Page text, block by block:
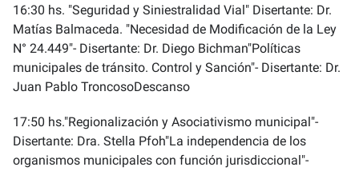
16:30 hs. "Seguridad y Siniestralidad Vial" Disertante: Dr.
Matías Balmaceda. "Necesidad de Modificación de la Ley
N° 24.449"- Disertante: Dr. Diego Bichman"Políticas
municipales de tránsito. Control y Sanción"- Disertante: Dr.
Juan Pablo TroncosoDescanso
17:50 hs."Regionalización y Asociativismo municipal"-
Disertante: Dra. Stella Pfoh"La independencia de los
organismos municipales con función jurisdiccional"-